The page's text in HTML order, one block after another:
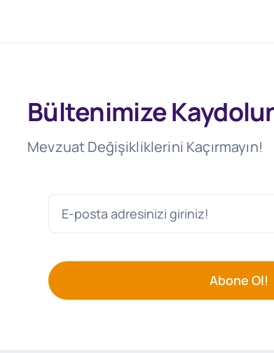
Bültenimize
Mevzuat Değişikliklerini Kaçırmayın!
Abone Ol!